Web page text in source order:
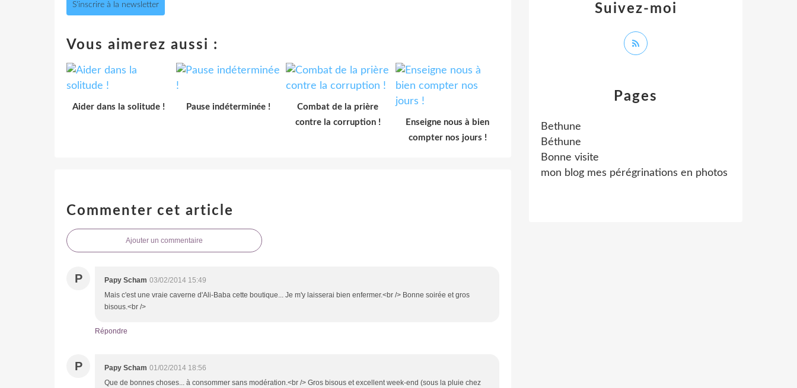
S'inscrire à la newsletter
Vous aimerez aussi :
Aider dans la solitude ! Pause indéterminée !
Combat de la prière
contre la corruption !
Enseigne nous à bien
compter nos jours !
Commenter cet article
Ajouter un commentaire
P Papy Scham 03/02/2014 15:49
Mais c'est une vraie caverne d'Ali-Baba cette boutique... Je m'y laisserai bien enfermer.<br /> Bonne soirée et gros
bisous.<br />
Répondre
P Papy Scham 01/02/2014 18:56
Que de bonnes choses... à consommer sans modération.<br /> Gros bisous et excellent week-end (sous la pluie chez
Pages
Bethune
Béthune
Bonne visite
mon blog mes pérégrinations en photos
Suivez-moi